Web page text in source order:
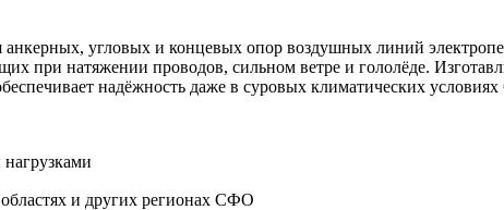
угловых и концевых опор воздушных линий
натяжении проводов, сильном ветре и гололёде.
надёжность даже в суровых климатических
и других регионах СФО